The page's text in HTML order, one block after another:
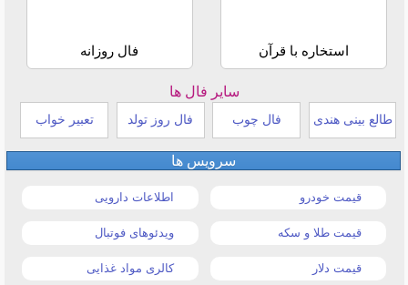
استخاره با قرآن فال روزانه
سایر فال ها
طالع بینی هندی فال چوب فال روز تولد تعبیر خواب
سرویس ها
قیمت خودرو اطلاعات دارویی
قیمت طلا و سکه ویدئوهای فوتبال
قیمت دلار کالری مواد غذایی